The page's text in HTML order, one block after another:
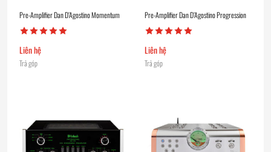
Pre-Amplifier Dan D’Agostino Momentum
Liên hệ
Trả góp
Pre-Amplifier Dan D’Agostino Progression
Liên hệ
Trả góp